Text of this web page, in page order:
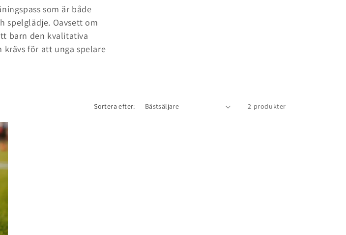
som är både
spelglädje. Oavsett om
barn den kvalitativa
för att unga spelare
Sortera efter: 2 produkter